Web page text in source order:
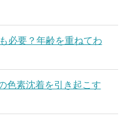
必要？年齢を重ねてわ
色素沈着を引き起こす